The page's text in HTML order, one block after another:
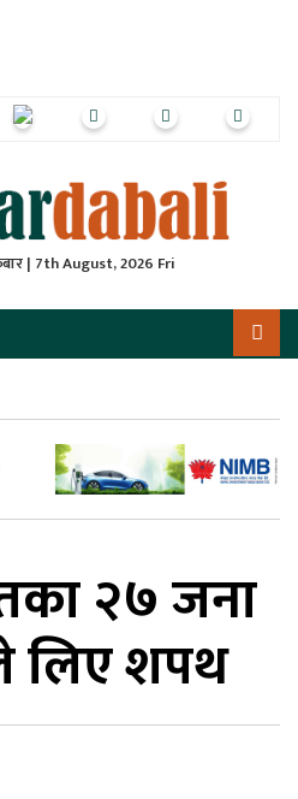
| 7th August, 2026 Fri
२७ जना
लिए शपथ